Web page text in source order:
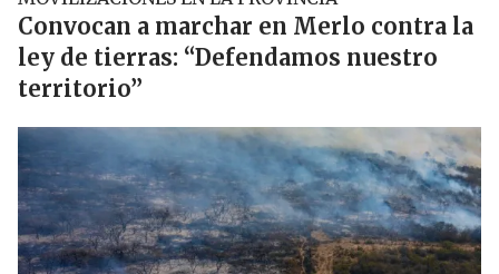
Convocan a marchar en Merlo contra la
ley de tierras: “Defendamos nuestro
territorio”